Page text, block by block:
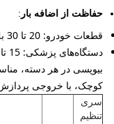
حفاظت از اضافه بار :
قطعات خودرو: 20 تا 30 بلبرینگ یا 50 تا 80 پیچ و مهره در هر دسته
بیوپسی در هر دسته،
کوچک، با خروجی پردازش
سری
تنظیم